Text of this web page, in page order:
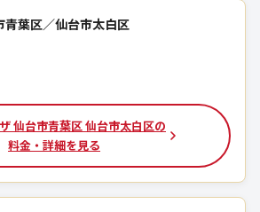
青葉区／仙台市太白区
仙台市青葉区 仙台市太白区の
料金・詳細を見る